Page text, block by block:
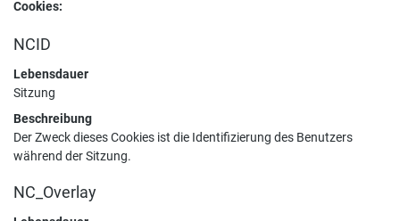
Cookies:
NCID
Lebensdauer
Sitzung
Beschreibung
Der Zweck dieses Cookies ist die Identifizierung des Benutzers
während der Sitzung.
NC_Overlay